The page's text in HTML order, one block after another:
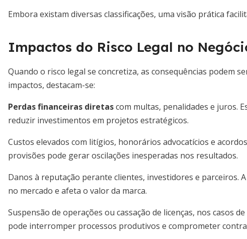
Embora existam diversas classificações, uma visão prática
Impactos do Risco Legal no
Quando o risco legal se concretiza, as consequências podem
impactos, destacam-se:
Perdas financeiras diretascom multas, penalidades e juros.
reduzir investimentos em projetos estratégicos.
Custos elevados com litígios, honorários advocatícios e
provisões pode gerar oscilações inesperadas nos resultados.
Danos à reputação perante clientes, investidores e parceiros.
no mercado e afeta o valor da marca.
Suspensão de operações ou cassação de licenças, nos casos
pode interromper processos produtivos e comprometer